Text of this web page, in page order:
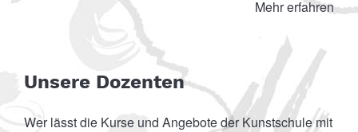
Mehr erfahren
Unsere Dozenten
Wer lässt die Kurse und Angebote der Kunstschule mit